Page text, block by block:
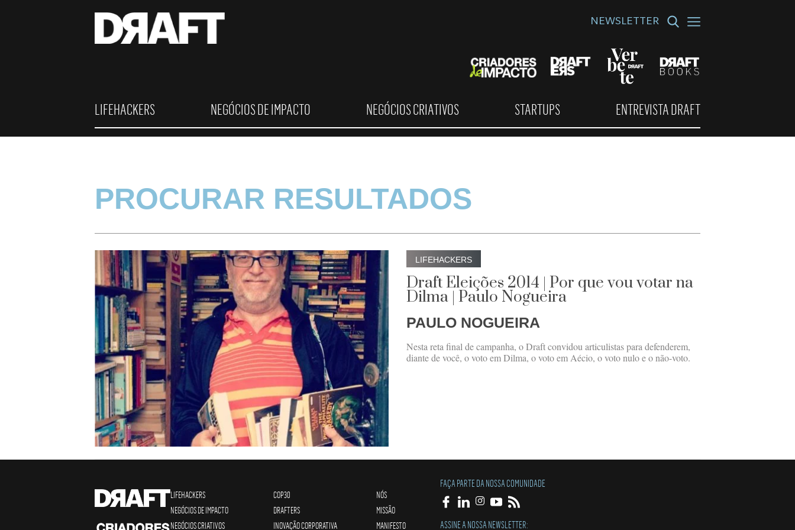
NEWSLETTER
LIFEHACKERS NEGÓCIOS DE IMPACTO NEGÓCIOS CRIATIVOS STARTUPS ENTREVISTA DRAFT
PROCURAR RESULTADOS
LIFEHACKERS
Draft Eleições 2014 | Por que vou votar na
Dilma | Paulo Nogueira
PAULO NOGUEIRA
Nesta reta final de campanha, o Draft convidou articulistas para defenderem,
diante de você, o voto em Dilma, o voto em Aécio, o voto nulo e o não-voto.
LIFEHACKERS
NEGÓCIOS DE IMPACTO
NEGÓCIOS CRIATIVOS
COP30
DRAFTERS
INOVAÇÃO CORPORATIVA
NÓS
MISSÃO
MANIFESTO
FAÇA PARTE DA NOSSA COMUNIDADE
ASSINE A NOSSA NEWSLETTER: